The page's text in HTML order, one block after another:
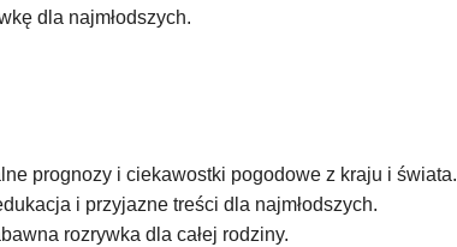
dla najmłodszych.
prognozy i ciekawostki pogodowe z kraju i świata.
i przyjazne treści dla najmłodszych.
rozrywka dla całej rodziny.